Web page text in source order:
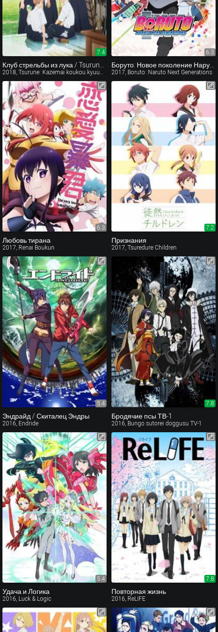
7.4
Клуб стрельбы из лука / Tsurune: Kazemai koukou kyuudoubu (2018)
2018, Tsurune: Kazemai koukou kyuudoubu
6.3
Боруто: Новое поколение Наруто
2017, Boruto: Naruto Next Generations
6.3
Любовь тирана
2017, Renai Boukun
7.2
Признания
2017, Tsuredure Children
5.4
Эндрайд / Скиталец Эндры
2016, Endride
7.8
Бродячие псы ТВ-1
2016, Bungo sutorei doggusu TV-1
5.4
Удача и Логика
2016, Luck & Logic
7.8
Повторная жизнь
2016, ReLIFE